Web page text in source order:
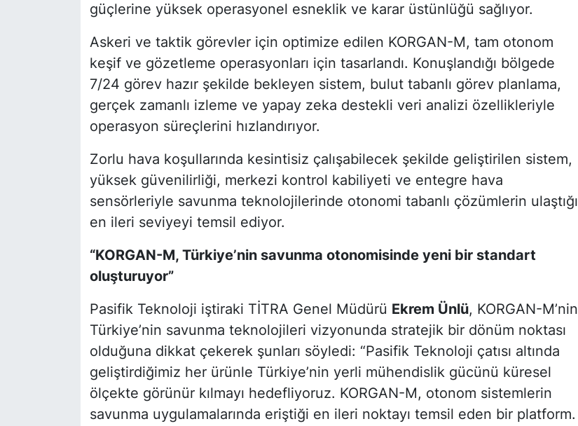
güçlerine yüksek operasyonel esneklik ve karar üstünlüğü sağlıyor.
Askeri ve taktik görevler için optimize edilen KORGAN-M, tam otonom
keşif ve gözetleme operasyonları için tasarlandı. Konuşlandığı bölgede
7/24 görev hazır şekilde bekleyen sistem, bulut tabanlı görev planlama,
gerçek zamanlı izleme ve yapay zeka destekli veri analizi özellikleriyle
operasyon süreçlerini hızlandırıyor.
Zorlu hava koşullarında kesintisiz çalışabilecek şekilde geliştirilen sistem,
yüksek güvenilirliği, merkezi kontrol kabiliyeti ve entegre hava
sensörleriyle savunma teknolojilerinde otonomi tabanlı çözümlerin ulaştığı
en ileri seviyeyi temsil ediyor.
“KORGAN-M, Türkiye’nin savunma otonomisinde yeni bir standart
oluşturuyor”
Pasifik Teknoloji iştiraki TİTRA Genel Müdürü Ekrem Ünlü, KORGAN-M’nin
Türkiye’nin savunma teknolojileri vizyonunda stratejik bir dönüm noktası
olduğuna dikkat çekerek şunları söyledi: “Pasifik Teknoloji çatısı altında
geliştirdiğimiz her ürünle Türkiye’nin yerli mühendislik gücünü küresel
ölçekte görünür kılmayı hedefliyoruz. KORGAN-M, otonom sistemlerin
savunma uygulamalarında eriştiği en ileri noktayı temsil eden bir platform.